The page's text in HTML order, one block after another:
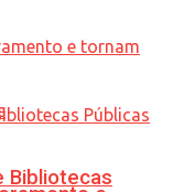
Bibliotecas